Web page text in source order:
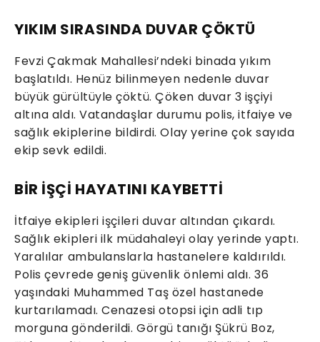
YIKIM SIRASINDA DUVAR ÇÖKTÜ
Fevzi Çakmak Mahallesi’ndeki binada yıkım
başlatıldı. Henüz bilinmeyen nedenle duvar
büyük gürültüyle çöktü. Çöken duvar 3 işçiyi
altına aldı. Vatandaşlar durumu polis, itfaiye ve
sağlık ekiplerine bildirdi. Olay yerine çok sayıda
ekip sevk edildi.
BİR İŞÇİ HAYATINI KAYBETTİ
İtfaiye ekipleri işçileri duvar altından çıkardı.
Sağlık ekipleri ilk müdahaleyi olay yerinde yaptı.
Yaralılar ambulanslarla hastanelere kaldırıldı.
Polis çevrede geniş güvenlik önlemi aldı. 36
yaşındaki Muhammed Taş özel hastanede
kurtarılamadı. Cenazesi otopsi için adli tıp
morguna gönderildi. Görgü tanığı Şükrü Boz,